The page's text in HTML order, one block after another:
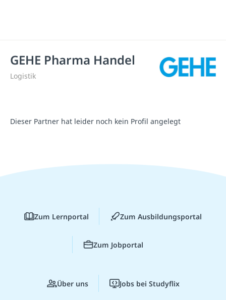
GEHE Pharma Handel
Logistik
Dieser Partner hat leider noch kein Profil angelegt
Zum Lernportal Zum Ausbildungsportal
Zum Jobportal
Über uns Jobs bei Studyflix